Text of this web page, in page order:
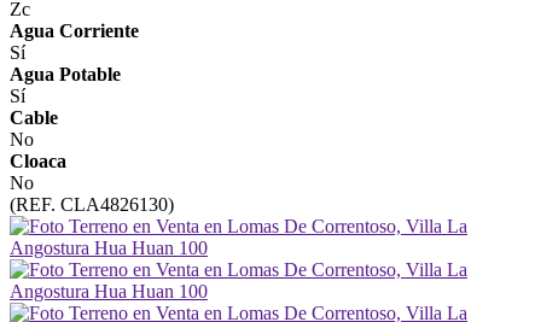
Zc
Agua Corriente
Sí
Agua Potable
Sí
Cable
No
Cloaca
No
(REF. CLA4826130)